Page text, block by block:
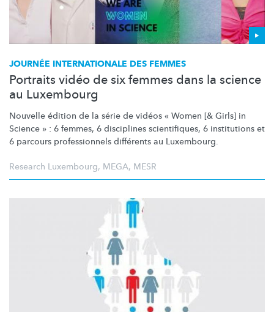
JOURNÉE INTERNATIONALE DES FEMMES
Portraits vidéo de six femmes dans la science
au Luxembourg
Nouvelle édition de la série de vidéos « Women [& Girls] in
Science » : 6 femmes, 6 disciplines scientifiques, 6 institutions et
6 parcours professionnels différents au Luxembourg.
Research Luxembourg, MEGA, MESR